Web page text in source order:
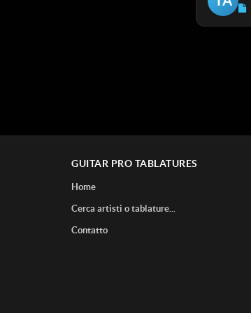
GUITAR PRO TABLATURES
Home
Cerca artisti o tablature...
Contatto